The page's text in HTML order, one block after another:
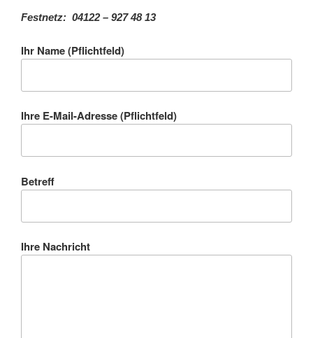
Festnetz: 04122 – 927 48 13
Ihr Name (Pflichtfeld)
Ihre E-Mail-Adresse (Pflichtfeld)
Betreff
Ihre Nachricht